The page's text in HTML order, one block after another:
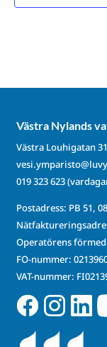
Västra Nylands
Västra Louhigatan
019 323 623
Postadress: PB 51,
Operatörens
FO-nummer:
VAT-nummer: